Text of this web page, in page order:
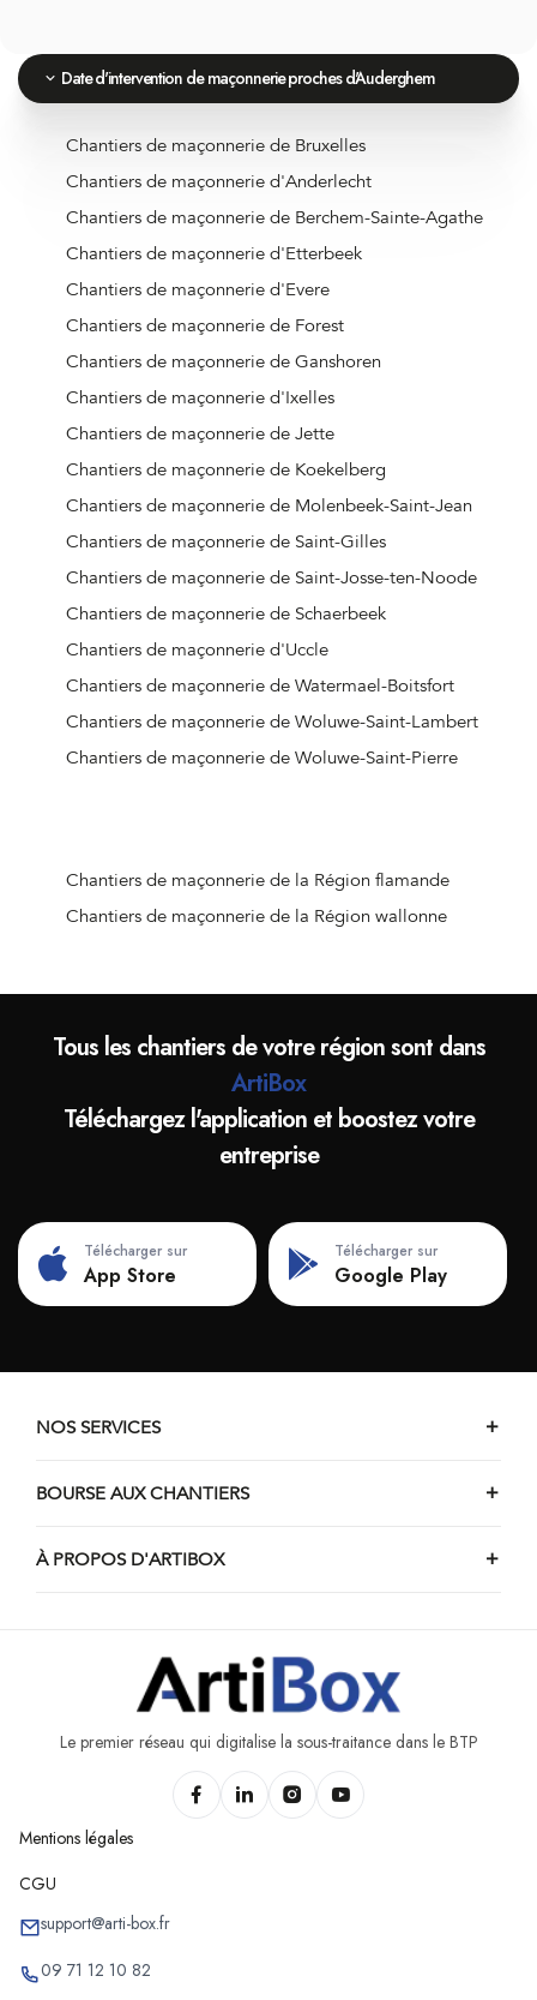
Date d'intervention de maçonnerie proches d'Auderghem
Chantiers de maçonnerie de Bruxelles
Chantiers de maçonnerie d'Anderlecht
Chantiers de maçonnerie de Berchem-Sainte-Agathe
Chantiers de maçonnerie d'Etterbeek
Chantiers de maçonnerie d'Evere
Chantiers de maçonnerie de Forest
Chantiers de maçonnerie de Ganshoren
Chantiers de maçonnerie d'Ixelles
Chantiers de maçonnerie de Jette
Chantiers de maçonnerie de Koekelberg
Chantiers de maçonnerie de Molenbeek-Saint-Jean
Chantiers de maçonnerie de Saint-Gilles
Chantiers de maçonnerie de Saint-Josse-ten-Noode
Chantiers de maçonnerie de Schaerbeek
Chantiers de maçonnerie d'Uccle
Chantiers de maçonnerie de Watermael-Boitsfort
Chantiers de maçonnerie de Woluwe-Saint-Lambert
Chantiers de maçonnerie de Woluwe-Saint-Pierre
Chantiers de maçonnerie de la Région flamande
Chantiers de maçonnerie de la Région wallonne
Tous les chantiers de votre région sont dans
ArtiBox
Téléchargez l'application et boostez votre
entreprise
Télécharger sur
App Store
Télécharger sur
Google Play
NOS SERVICES
BOURSE AUX CHANTIERS
À PROPOS D'ARTIBOX
Le premier réseau qui digitalise la sous-traitance dans le BTP
Mentions légales
CGU
support@arti-box.fr
09 71 12 10 82